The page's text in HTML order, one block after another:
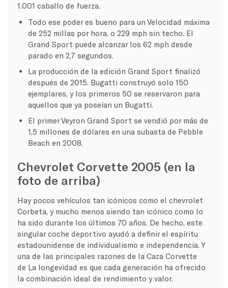
1.001 caballo de fuerza.
Todo ese poder es bueno para unVelocidad máxima
de 252 millas por hora, o 229 mph sin techo. El
Grand Sport puede alcanzar los 62 mph desde
parado en 2,7 segundos.
La producción de la edición Grand Sport finalizó
después de 2015. Bugatti construyó solo 150
ejemplares, y los primeros 50 se reservaron para
aquellos que ya poseían un Bugatti.
El primer Veyron Grand Sport se vendió por más de
1,5 millones de dólares en una subasta de Pebble
Beach en 2008.
Chevrolet Corvette 2005 (en la
foto de arriba)
Hay pocos vehículos tan icónicos como el chevrolet
Corbeta , y mucho menos siendo tan icónico como lo
ha sido durante los últimos 70 años. De hecho, este
singularcoche deportivo ayudó a definir el espíritu
estadounidense de individualismo e independencia. Y
una de las principales razones de la Caza Corvette
de La longevidad es que cada generación ha ofrecido
la combinación ideal de rendimiento y valor.